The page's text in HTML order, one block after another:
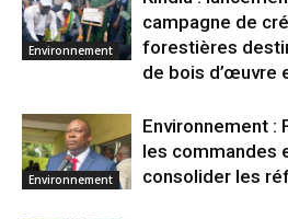
Environnement
campagne de
forestières
de bois d’œuvre
Environnement
Environnement :
les commandes
consolider les